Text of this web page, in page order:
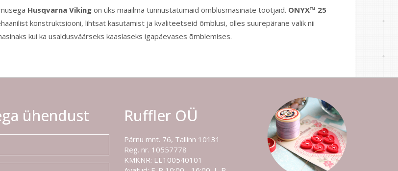
Husqvarna Vikingon üks maailma tunnustatumaid õmblusmasinate tootjaid. ONYX™ 25
konstruktsiooni, lihtsat kasutamist ja kvaliteetseid õmblusi, olles suurepärane valik nii
kui ka usaldusväärseks kaaslaseks igapäevases õmblemises.
ühendust Ruffler OÜ
Pärnu mnt. 76, Tallinn 10131
Reg. nr. 10557778
KMKNR: EE100540101